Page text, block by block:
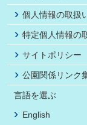
個人情報の取扱
特定個人情報の
サイトポリシー
公園関係リンク
言語を選ぶ
English